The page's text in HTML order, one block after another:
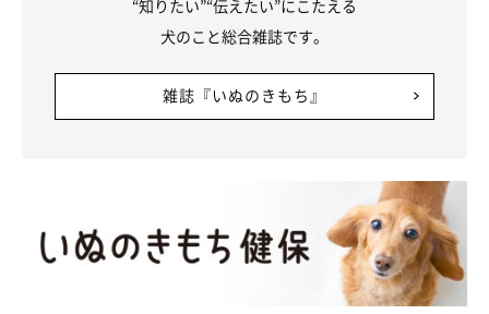
“知りたい”“伝えたい”にこたえる
犬のこと総合雑誌です。
雑誌『いぬのきもち』